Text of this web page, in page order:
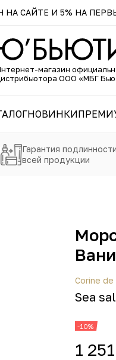
САЙТЕ И 5% НА
магазин
ООО «МБГ
НОВИНКИ
Гарантия подлинности
всей продукции
Corine de
Sea
-10%
1